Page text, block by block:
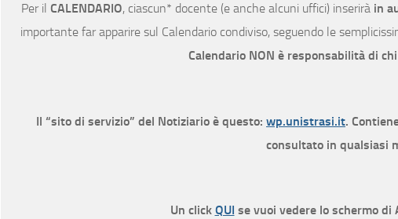
Per il CALENDARIO, ciascun* docente (e anche alcuni uffici) inserirà in
importante far apparire sul Calendario condiviso, seguendo le
Calendario NON è responsabilità di
Il “sito di servizio” del Notiziario è questo: wp.unistrasi.it.
consultato in qualsiasi
Un click QUI se vuoi vedere lo schermo